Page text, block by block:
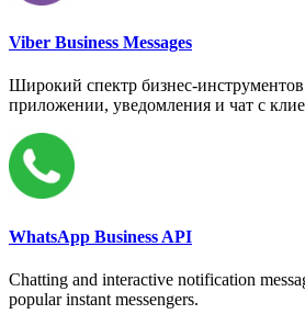
Viber Business Messages
Широкий спектр бизнес-
приложении, уведомления и чат с
WhatsApp Business API
Chatting and interactive notification
popular instant messengers.